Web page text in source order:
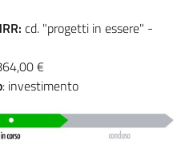
cd. "progetti in essere" -
€
: investimento